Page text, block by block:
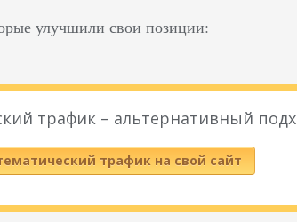
улучшили свои позиции:
трафик – альтернативный
трафик на свой сайт